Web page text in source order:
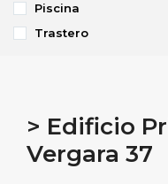
Piscina
Trastero
> Edificio
Vergara 37